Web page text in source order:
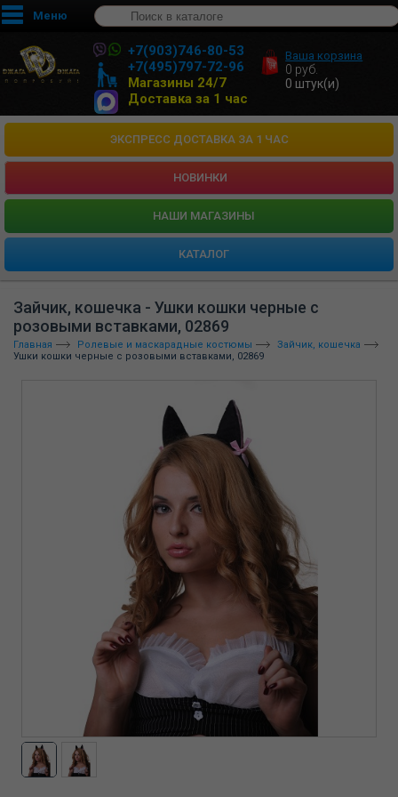
Меню
+7(903)746-80-53
+7(495)797-72-96
Магазины 24/7
Доставка за 1 час
Ваша корзина
0 руб.
0 штук(и)
ЭКСПРЕСС ДОСТАВКА ЗА 1 ЧАС
НОВИНКИ
HАШИ МАГАЗИНЫ
КАТАЛОГ
Зайчик, кошечка - Ушки кошки черные с
розовыми вставками, 02869
Главная Ролевые и маскарадные костюмы
Зайчик, кошечка
Ушки кошки черные с розовыми вставками, 02869